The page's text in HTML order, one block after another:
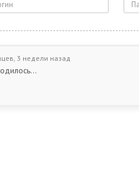
3 недели назад